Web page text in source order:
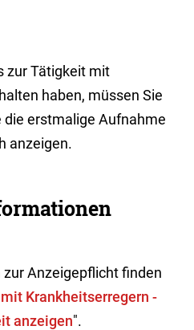
zur Tätigkeit mit
haben, müssen Sie
erstmalige Aufnahme
anzeigen.
Anzeigepflicht finden
Krankheitserregern -
anzeigen".